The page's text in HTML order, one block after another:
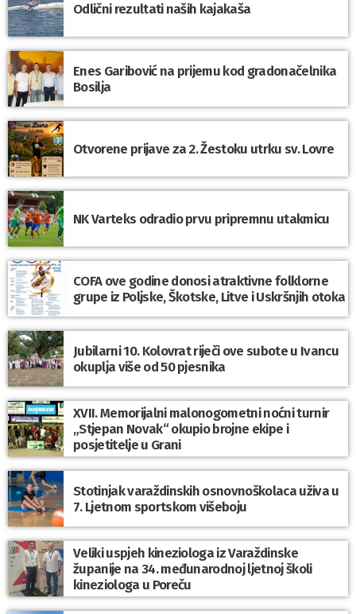
Odlični rezultati naših kajakaša
Enes Garibović na prijemu kod gradonačelnika
Bosilja
Otvorene prijave za 2. Žestoku utrku sv. Lovre
NK Varteks odradio prvu pripremnu utakmicu
COFA ove godine donosi atraktivne folklorne
grupe iz Poljske, Škotske, Litve i Uskršnjih otoka
Jubilarni 10. Kolovrat riječi ove subote u Ivancu
okuplja više od 50 pjesnika
XVII. Memorijalni malonogometni noćni turnir
„Stjepan Novak“ okupio brojne ekipe i
posjetitelje u Grani
Stotinjak varaždinskih osnovnoškolaca uživa u
7. Ljetnom sportskom višeboju
Veliki uspjeh kineziologa iz Varaždinske
županije na 34. međunarodnoj ljetnoj školi
kineziologa u Poreču